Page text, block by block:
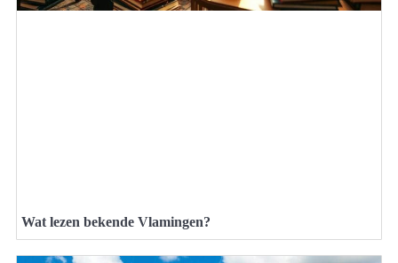
Wat lezen bekende Vlamingen?